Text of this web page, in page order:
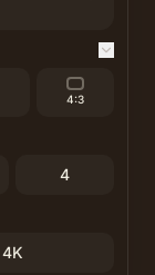
4:3
4
4K